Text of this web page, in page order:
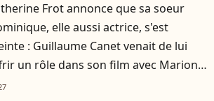
Frot annonce que sa soeur
elle aussi actrice, s'est
: Guillaume Canet venait de lui
un rôle dans son film avec Marion